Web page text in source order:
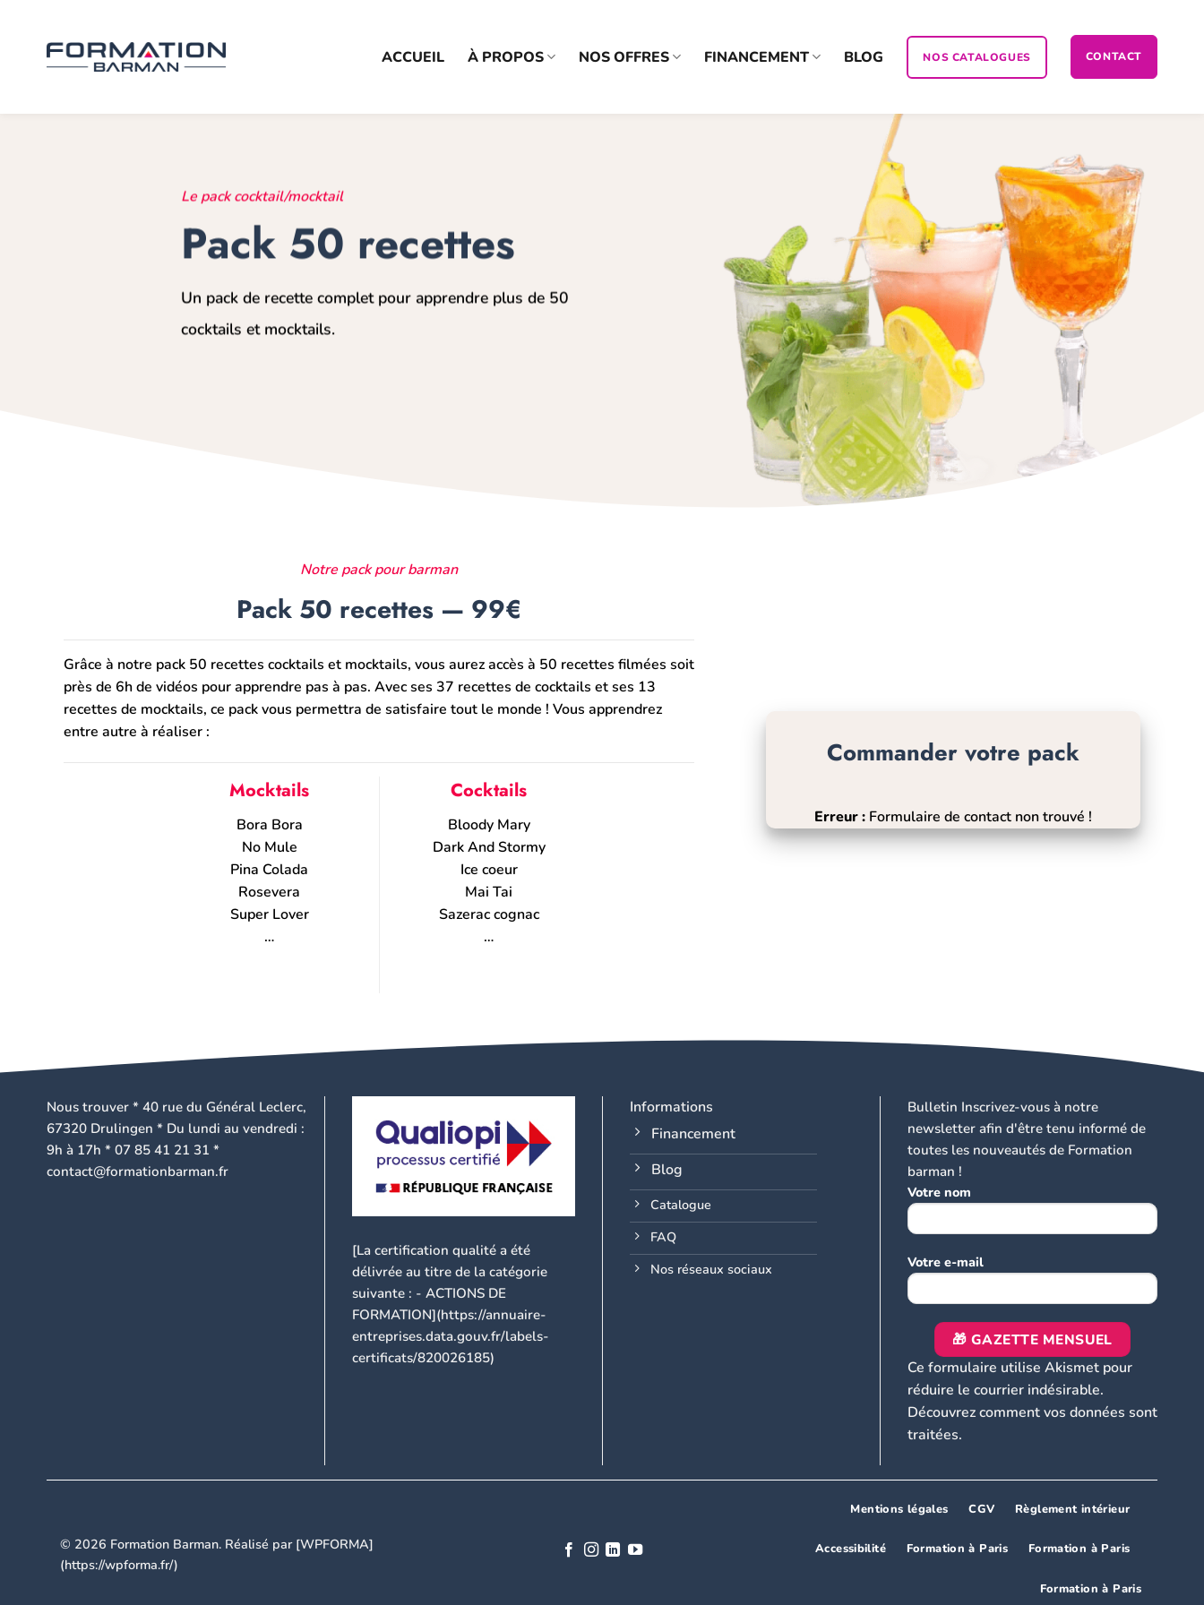
contenu
ACCUEIL À PROPOS NOS OFFRES FINANCEMENT BLOG NOS CATALOGUES CONTACT
Le pack cocktail/mocktail
Pack 50 recettes
Un pack de recette complet pour apprendre plus de 50
cocktails et mocktails.
Notre pack pour barman
Pack 50 recettes — 99€
Grâce à notre pack 50 recettes cocktails et mocktails, vous aurez accès à 50 recettes filmées soit
près de 6h de vidéos pour apprendre pas à pas. Avec ses 37 recettes de cocktails et ses 13
recettes de mocktails, ce pack vous permettra de satisfaire tout le monde ! Vous apprendrez
entre autre à réaliser :
Mocktails
Bora Bora
No Mule
Pina Colada
Rosevera
Super Lover
…
Cocktails
Bloody Mary
Dark And Stormy
Ice coeur
Mai Tai
Sazerac cognac
…
Commander votre pack
Erreur : Formulaire de contact non trouvé !
Nous trouver * 40 rue du Général Leclerc,
67320 Drulingen * Du lundi au vendredi :
9h à 17h * 07 85 41 21 31 *
contact@formationbarman.fr
[La certification qualité a été
délivrée au titre de la catégorie
suivante : - ACTIONS DE
FORMATION](https://annuaire-
entreprises.data.gouv.fr/labels-
certificats/820026185)
Informations
Financement
Blog
Catalogue
FAQ
Nos réseaux sociaux
Bulletin Inscrivez-vous à notre
newsletter afin d'être tenu informé de
toutes les nouveautés de Formation
barman !
Votre nom
Votre e-mail
Ce formulaire utilise Akismet pour
réduire le courrier indésirable.
Découvrez comment vos données sont
traitées.
© 2026 Formation Barman. Réalisé par [WPFORMA]
(https://wpforma.fr/)
Mentions légales CGV Règlement intérieur
Accessibilité Formation à Paris Formation à Paris
Formation à Paris